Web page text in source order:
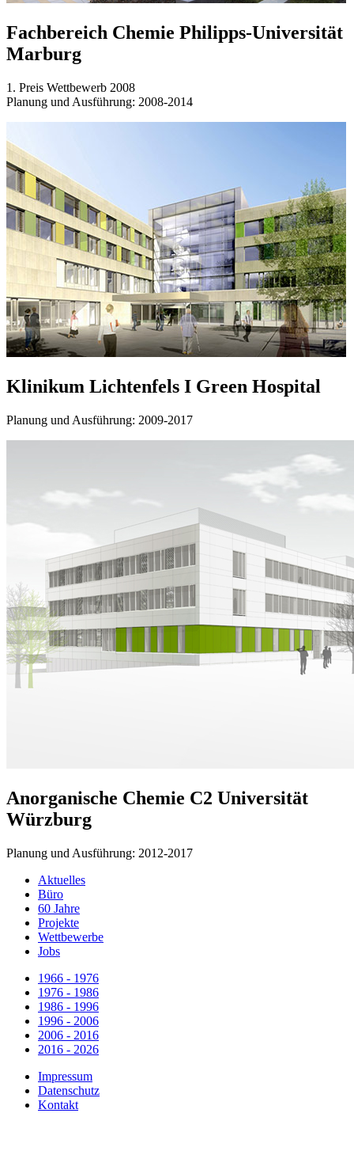
Fachbereich Chemie Philipps-Universität
Marburg
1. Preis Wettbewerb 2008
Planung und Ausführung: 2008-2014
Klinikum Lichtenfels I Green Hospital
Planung und Ausführung: 2009-2017
Anorganische Chemie C2 Universität
Würzburg
Planung und Ausführung: 2012-2017
Aktuelles
Büro
60 Jahre
Projekte
Wettbewerbe
Jobs
1966 - 1976
1976 - 1986
1986 - 1996
1996 - 2006
2006 - 2016
2016 - 2026
Impressum
Datenschutz
Kontakt